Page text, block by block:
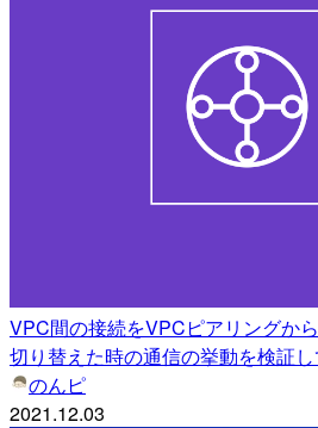
VPC間の接続をVPCピアリングか
切り替えた時の通信の挙動を検証
のんピ
2021.12.03